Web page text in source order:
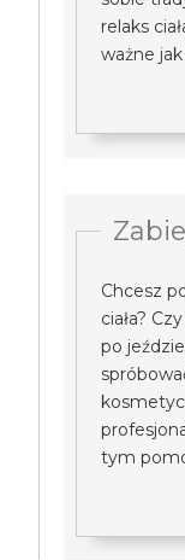
relaks
ważne
Chcesz
ciała?
po
tym